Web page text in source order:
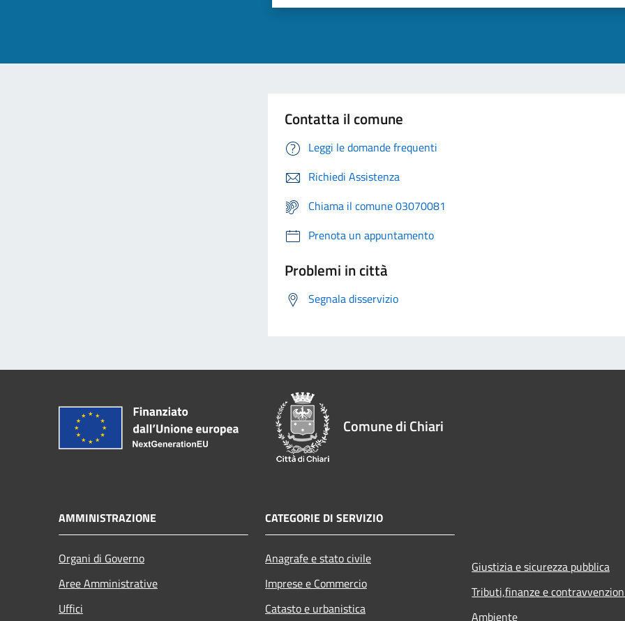
Contatta il comune
Leggi le domande frequenti
Richiedi Assistenza
Chiama il comune 03070081
Prenota un appuntamento
Problemi in città
Segnala disservizio
Comune di Chiari
AMMINISTRAZIONE
Organi di Governo
Aree Amministrative
Uffici
CATEGORIE DI SERVIZIO
Anagrafe e stato civile
Imprese e Commercio
Catasto e urbanistica
Giustizia e sicurezza pubblica
Tributi,finanze e
Ambiente